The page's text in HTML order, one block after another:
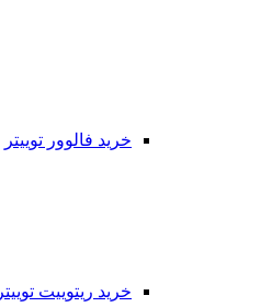
خرید فالوور توییتر
خرید ریتوییت توییتر